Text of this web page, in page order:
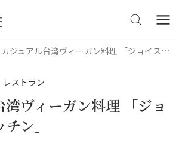
カジュアル台湾ヴィーガン料理 「ジョイスウーキッチン」
レストラン
湾ヴィーガン料理 「ジョ
ン」